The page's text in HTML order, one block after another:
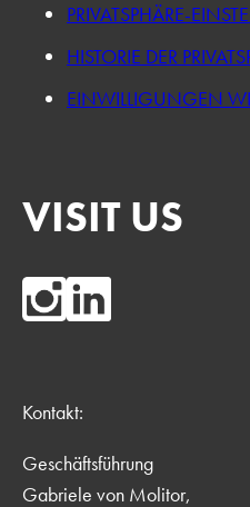
PRIVATSPHÄRE-
HISTORIE DER
EINWILLIGUNGEN
VISIT US
Kontakt:
Geschäftsführung
Gabriele von Molitor,